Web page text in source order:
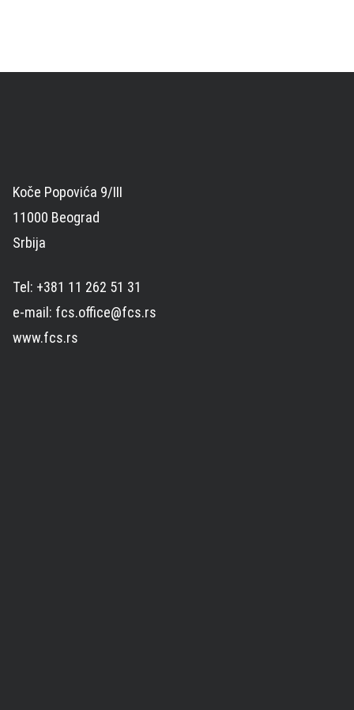
Koče Popovića 9/III
11000 Beograd
Srbija
Tel: +381 11 262 51 31
e-mail: fcs.office@fcs.rs
www.fcs.rs